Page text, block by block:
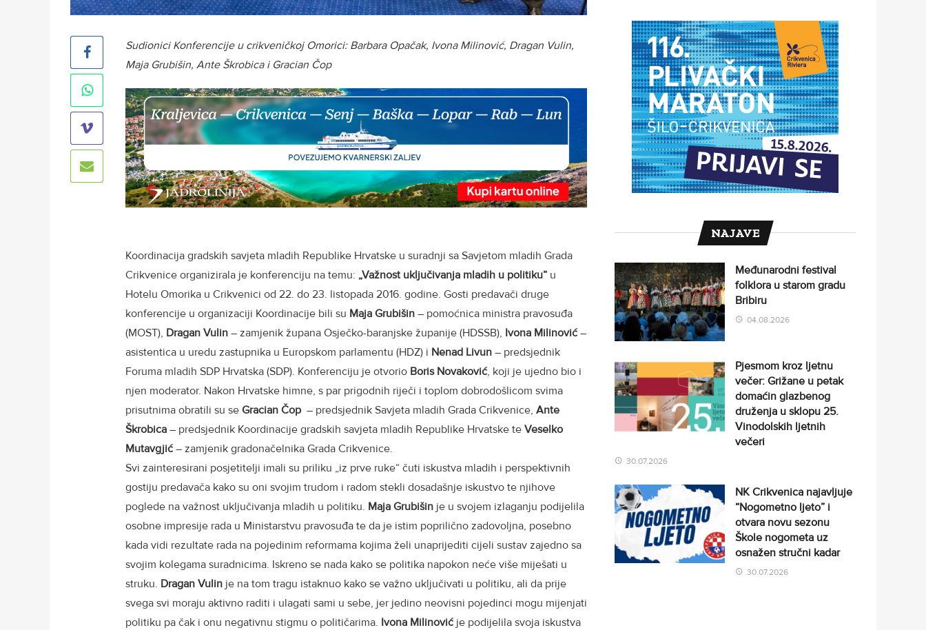
Sudionici Konferencije u crikveničkoj Omorici: Barbara Opačak, Ivona Milinović, Dragan Vulin,
Maja Grubišin, Ante Škrobica i Gracian Čop
Koordinacija gradskih savjeta mladih Republike Hrvatske u suradnji sa Savjetom mladih Grada
Crikvenice organizirala je konferenciju na temu: „Važnost uključivanja mladih u politiku“ u
Hotelu Omorika u Crikvenici od 22. do 23. listopada 2016. godine. Gosti predavači druge
konferencije u organizaciji Koordinacije bili su Maja Grubišin – pomoćnica ministra pravosuđa
(MOST), Dragan Vulin – zamjenik župana Osječko-baranjske županije (HDSSB), Ivona Milinović–
asistentica u uredu zastupnika u Europskom parlamentu (HDZ) i Nenad Livun – predsjednik
Foruma mladih SDP Hrvatska (SDP). Konferenciju je otvorio Boris Novaković, koji je ujedno bio i
njen moderator. Nakon Hrvatske himne, s par prigodnih riječi i toplom dobrodošlicom svima
prisutnima obratili su se Gracian Čop – predsjednik Savjeta mladih Grada Crikvenice, Ante
Škrobica – predsjednik Koordinacije gradskih savjeta mladih Republike Hrvatske te Veselko
Mutavgjić– zamjenik gradonačelnika Grada Crikvenice.
Svi zainteresirani posjetitelji imali su priliku „iz prve ruke“ čuti iskustva mladih i perspektivnih
gostiju predavača kako su oni svojim trudom i radom stekli dosadašnje iskustvo te njihove
poglede na važnost uključivanja mladih u politiku. Maja Grubišin je u svojem izlaganju podijelila
osobne impresije rada u Ministarstvu pravosuđa te da je istim poprilično zadovoljna, posebno
kada vidi rezultate rada na pojedinim reformama kojima želi unaprijediti cijeli sustav zajedno sa
svojim kolegama suradnicima. Iskreno se nada kako se politika napokon neće više miješati u
struku. Dragan Vulin je na tom tragu istaknuo kako se važno uključivati u politiku, ali da prije
svega svi moraju aktivno raditi i ulagati sami u sebe, jer jedino neovisni pojedinci mogu mijenjati
politiku pa čak i onu negativnu stigmu o političarima. Ivona Milinovićje podijelila svoja iskustva
NAJAVE
Međunarodni festival
folklora u starom gradu
Bribiru
04.08.2026
Pjesmom kroz ljetnu
večer: Grižane u petak
domaćin glazbenog
druženja u sklopu 25.
Vinodolskih ljetnih
večeri
30.07.2026
NK Crikvenica najavljuje
“Nogometno ljeto” i
otvara novu sezonu
Škole nogometa uz
osnažen stručni kadar
30.07.2026